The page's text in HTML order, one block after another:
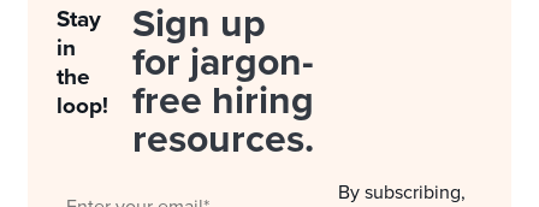
Stay
in
the
loop!
Sign up
for jargon-
free hiring
resources.
By subscribing,